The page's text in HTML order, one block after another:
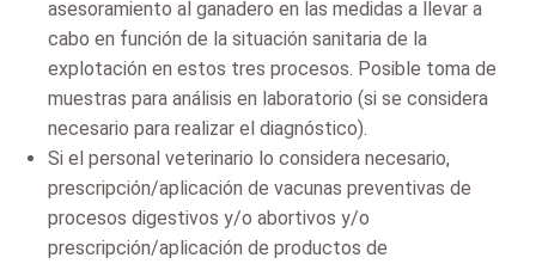
asesoramiento al ganadero en las medidas a llevar a
cabo en función de la situación sanitaria de la
explotación en estos tres procesos. Posible toma de
muestras para análisis en laboratorio (si se considera
necesario para realizar el diagnóstico).
Si el personal veterinario lo considera necesario,
prescripción/aplicación de vacunas preventivas de
procesos digestivos y/o abortivos y/o
prescripción/aplicación de productos de